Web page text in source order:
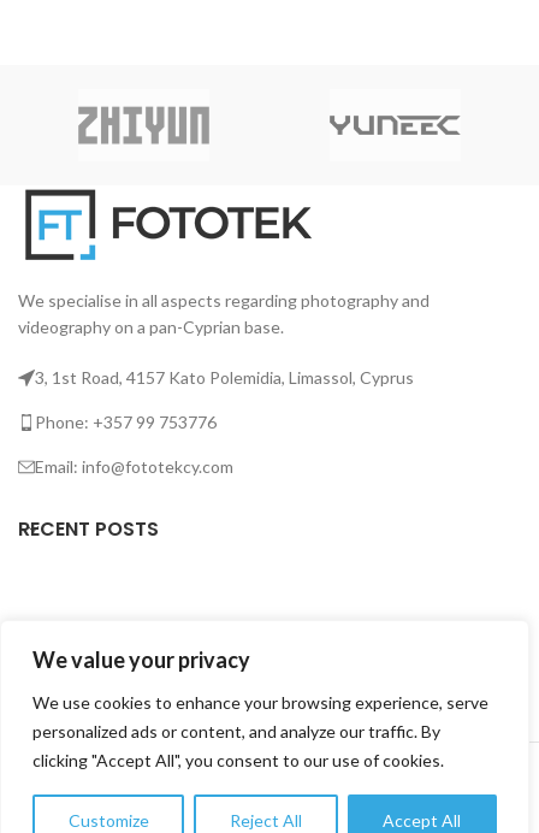
We value your privacy
We use cookies to enhance your browsing experience, serve
personalized ads or content, and analyze our traffic. By
clicking "Accept All", you consent to our use of cookies.
Customize Reject All Accept All
We specialise in all aspects regarding photography and
videography on a pan-Cyprian base.
3, 1st Road, 4157 Kato Polemidia, Limassol, Cyprus
Phone: +357 99 753776
Email: info@fototekcy.com
RECENT POSTS
PRODUCT CATEGORIES
FOTOTEK 2026 CREATED BY DIGITAL MARKETING CITY
0